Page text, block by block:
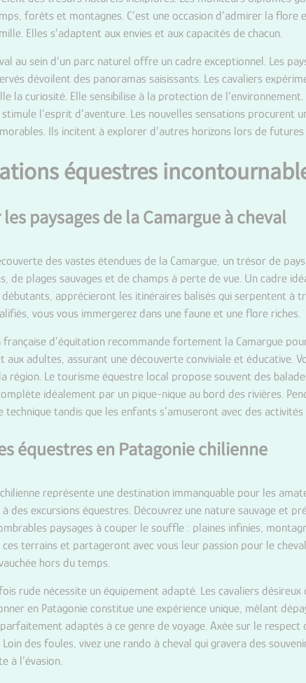
forêts et montagnes. C’est une occasion d’admirer la flore
Elles s’adaptent aux envies et aux capacités de chacun.
au sein d’un parc naturel offre un cadre exceptionnel. Les
dévoilent des panoramas saisissants. Les cavaliers
la curiosité. Elle sensibilise à la protection de
l’esprit d’aventure. Les nouvelles sensations procurent
Ils incitent à explorer d’autres horizons lors de
équestres
paysages de la Camargue à cheval
des vastes étendues de la Camargue, un trésor de
de plages sauvages et de champs à perte de vue. Un cadre
apprécieront les itinéraires balisés qui serpentent à
vous vous immergerez dans une faune et une flore riches.
d’équitation recommande fortement la Camargue
aux adultes, assurant une découverte conviviale et éducative.
région. Le tourisme équestre local propose souvent des
idéalement par un pique-nique au bord des rivières.
tandis que les enfants s’amuseront avec des activités
équestres en Patagonie chilienne
représente une destination immanquable pour les
des excursions équestres. Découvrez une nature sauvage et
paysages à couper le souffle : plaines infinies,
terrains et partageront avec vous leur passion pour le
hors du temps.
rude nécessite un équipement adapté. Les cavaliers
en Patagonie constitue une expérience unique, mêlant
adaptés à ce genre de voyage. Axée sur le
des foules, vivez une rando à cheval qui gravera des
à l’évasion.